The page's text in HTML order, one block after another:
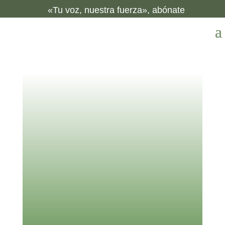
«Tu voz, nuestra fuerza», abónate